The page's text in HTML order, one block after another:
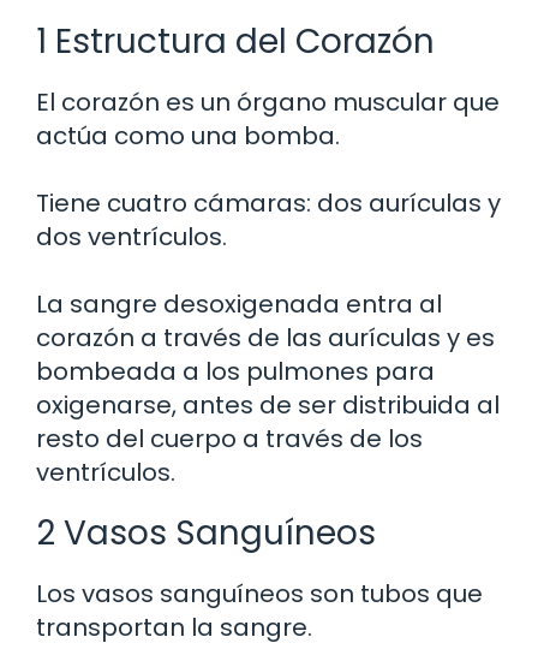
1 Estructura del Corazón
El corazón es un órgano muscular que
actúa como una bomba.
Tiene cuatro cámaras: dos aurículas y
dos ventrículos.
La sangre desoxigenada entra al
corazón a través de las aurículas y es
bombeada a los pulmones para
oxigenarse, antes de ser distribuida al
resto del cuerpo a través de los
ventrículos.
2 Vasos Sanguíneos
Los vasos sanguíneos son tubos que
transportan la sangre.